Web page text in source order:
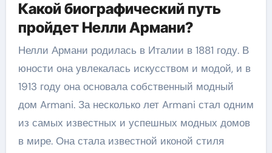
Какой биографический путь
пройдет Нелли Армани?
Нелли Армани родилась в Италии в 1881 году. В
юности она увлекалась искусством и модой, и в
1913 году она основала собственный модный
дом Armani. За несколько лет Armani стал одним
из самых известных и успешных модных домов
в мире. Она стала известной иконой стиля